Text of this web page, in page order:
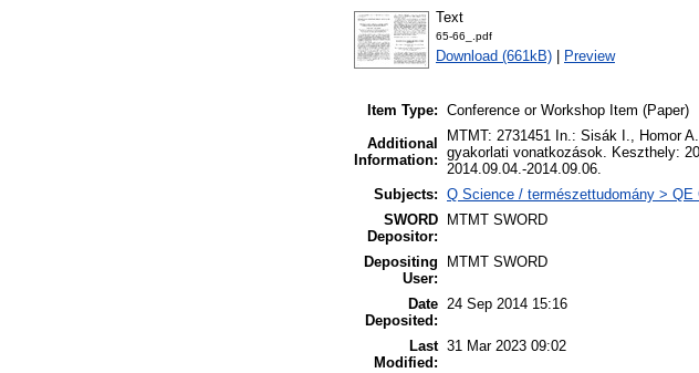
Text
65-66_.pdf
Download (661kB) Preview
Item Type: Conference or Workshop Item (Paper)
Additional
Information:
MTMT: 2731451 In.: Sisák I., Homor
gyakorlati vonatkozások. Keszthely:
2014.09.04.-2014.09.06.
Subjects: Q Science / természettudomány > QE
SWORD
Depositor:
MTMT SWORD
Depositing
User:
MTMT SWORD
Date
Deposited:
24 Sep 2014 15:16
Last
Modified:
31 Mar 2023 09:02